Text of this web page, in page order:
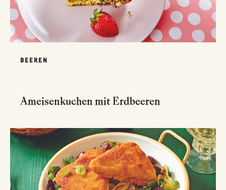
BEEREN
Ameisenkuchen mit Erdbeeren